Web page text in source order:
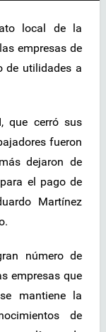
local de la
empresas de
de utilidades a
que cerró sus
fueron
dejaron de
el pago de
Martínez
número de
empresas que
mantiene la
de